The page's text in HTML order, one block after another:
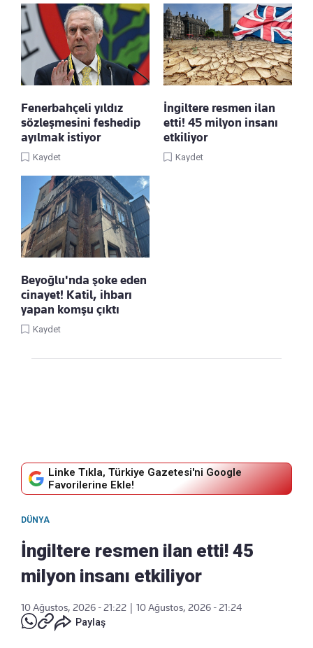
Fenerbahçeli yıldız
sözleşmesini feshedip
ayılmak istiyor
Kaydet
İngiltere resmen ilan
etti! 45 milyon insanı
etkiliyor
Kaydet
Beyoğlu'nda şoke eden
cinayet! Katil, ihbarı
yapan komşu çıktı
Kaydet
Linke Tıkla, Türkiye Gazetesi'ni Google
Favorilerine Ekle!
DÜNYA
İngiltere resmen ilan etti! 45
milyon insanı etkiliyor
10 Ağustos, 2026 - 21:22
10 Ağustos, 2026 - 21:24
Paylaş